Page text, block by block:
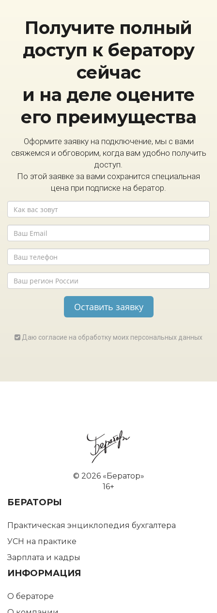
Получите полный
доступ к бератору
сейчас
и на деле оцените
его преимущества
Оформите заявку на подключение, мы с вами
свяжемся и обговорим, когда вам удобно получить
доступ.
По этой заявке за вами сохранится специальная
цена при подписке на бератор.
Даю согласие на обработку моих персональных данных
© 2026 «Бератор»
16+
БЕРАТОРЫ
Практическая энциклопедия бухгалтера
УСН на практике
Зарплата и кадры
ИНФОРМАЦИЯ
О бераторе